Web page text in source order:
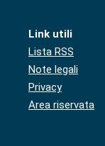
Link utili
Lista RSS
Note legali
Privacy
Area riservata